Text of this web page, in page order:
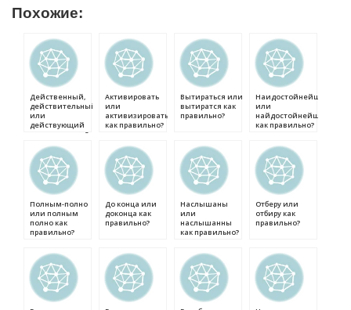
Похожие:
Действенный,
действительный
или
действующий
как правильно?
Активировать
или
активизировать
как правильно?
Вытираться или
вытиратся как
правильно?
Наидостойнейший
или
найдостойнейший
как правильно?
Полным-полно
или полным
полно как
правильно?
До конца или
доконца как
правильно?
Наслышаны
или
наслышанны
как правильно?
Отберу или
отбиру как
правильно?